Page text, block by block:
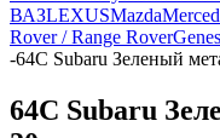
ВАЗLEXUSMazda
Rover / Range Rover
-64C Subaru Зеленый
64C Subaru